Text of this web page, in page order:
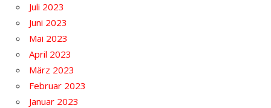
Juli 2023
Juni 2023
Mai 2023
April 2023
März 2023
Februar 2023
Januar 2023